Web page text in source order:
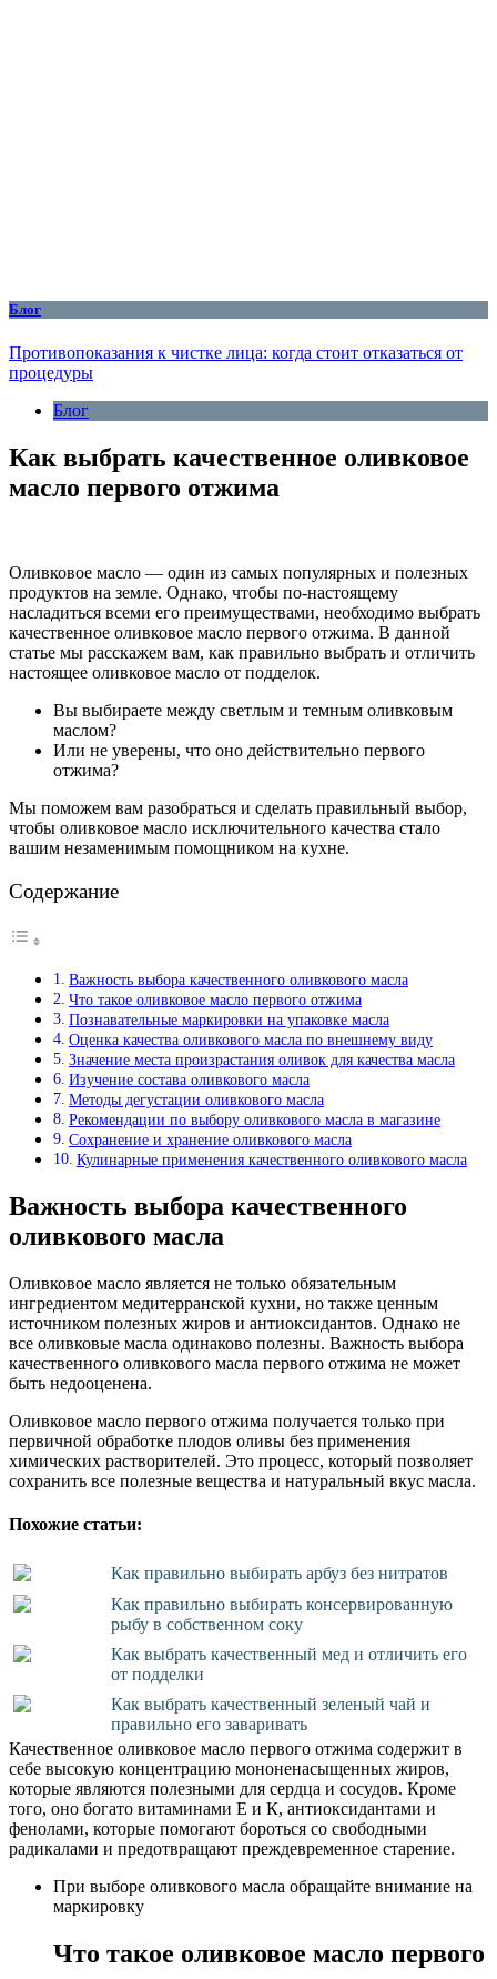
Блог
Противопоказания к чистке лица: когда стоит отказаться от
процедуры
Блог
Как выбрать качественное оливковое
масло первого отжима
Оливковое масло — один из самых популярных и полезных
продуктов на земле. Однако, чтобы по-настоящему
насладиться всеми его преимуществами, необходимо выбрать
качественное оливковое масло первого отжима. В данной
статье мы расскажем вам, как правильно выбрать и отличить
настоящее оливковое масло от подделок.
Вы выбираете между светлым и темным оливковым
маслом?
Или не уверены, что оно действительно первого
отжима?
Мы поможем вам разобраться и сделать правильный выбор,
чтобы оливковое масло исключительного качества стало
вашим незаменимым помощником на кухне.
Содержание
Важность выбора качественного оливкового масла
Что такое оливковое масло первого отжима
Познавательные маркировки на упаковке масла
Оценка качества оливкового масла по внешнему виду
Значение места произрастания оливок для качества масла
Изучение состава оливкового масла
Методы дегустации оливкового масла
Рекомендации по выбору оливкового масла в магазине
Сохранение и хранение оливкового масла
Кулинарные применения качественного оливкового масла
Важность выбора качественного
оливкового масла
Оливковое масло является не только обязательным
ингредиентом медитерранской кухни, но также ценным
источником полезных жиров и антиоксидантов. Однако не
все оливковые масла одинаково полезны. Важность выбора
качественного оливкового масла первого отжима не может
быть недооценена.
Оливковое масло первого отжима получается только при
первичной обработке плодов оливы без применения
химических растворителей. Это процесс, который позволяет
сохранить все полезные вещества и натуральный вкус масла.
Похожие статьи:
Как правильно выбирать арбуз без нитратов
Как правильно выбирать консервированную
рыбу в собственном соку
Как выбрать качественный мед и отличить его
от подделки
Как выбрать качественный зеленый чай и
правильно его заваривать
Качественное оливковое масло первого отжима содержит в
себе высокую концентрацию мононенасыщенных жиров,
которые являются полезными для сердца и сосудов. Кроме
того, оно богато витаминами Е и К, антиоксидантами и
фенолами, которые помогают бороться со свободными
радикалами и предотвращают преждевременное старение.
При выборе оливкового масла обращайте внимание на
маркировку
Что такое оливковое масло первого